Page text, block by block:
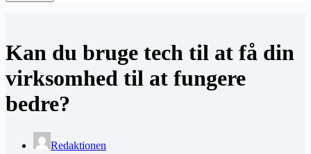
Kan du bruge tech til at få din
virksomhed til at fungere
bedre?
Redaktionen